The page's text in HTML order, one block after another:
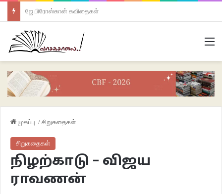
ஜே.பிரோஸ்கான் கவிதைகள்
முகப்பு / சிறுகதைகள்
சிறுகதைகள்
நிழற்காடு – விஜய
ராவணன்